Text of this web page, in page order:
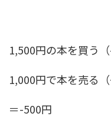
1,500円の本を買う（
1,000円で本を売る（
＝-500円